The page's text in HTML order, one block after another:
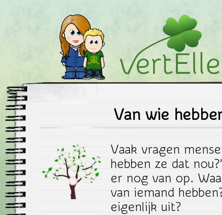
vertEllen.nu
Van wie
Vaak vragen
hebben ze dat
er nog van op.
van iemand
eigenlijk uit?